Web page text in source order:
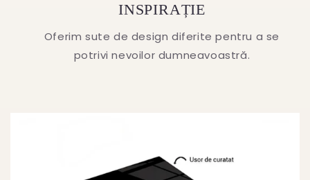
INSPIRAȚIE
Oferim sute de design diferite pentru a se
potrivi nevoilor dumneavoastră.